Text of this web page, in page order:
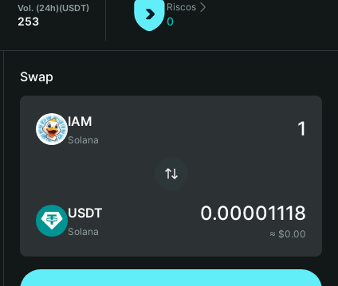
Vol. (24h)(USDT)
253
Riscos
0
Swap
IAM
Solana
USDT
Solana
0.00001118
≈ $0.00